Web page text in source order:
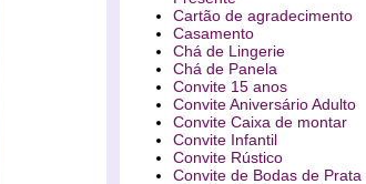
Cartão de agradecimento
Casamento
Chá de Lingerie
Chá de Panela
Convite 15 anos
Convite Aniversário Adulto
Convite Caixa de montar
Convite Infantil
Convite Rústico
Convite de Bodas de Prata